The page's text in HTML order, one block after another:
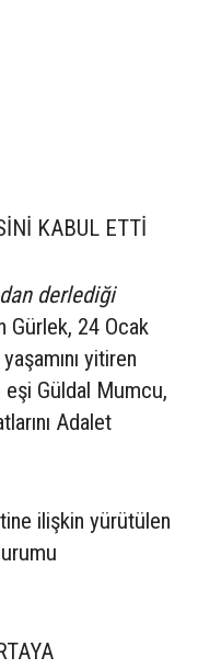
KABUL ETTİ
derlediği
Gürlek, 24 Ocak
yitiren
Güldal Mumcu,
Adalet
ilişkin yürütülen